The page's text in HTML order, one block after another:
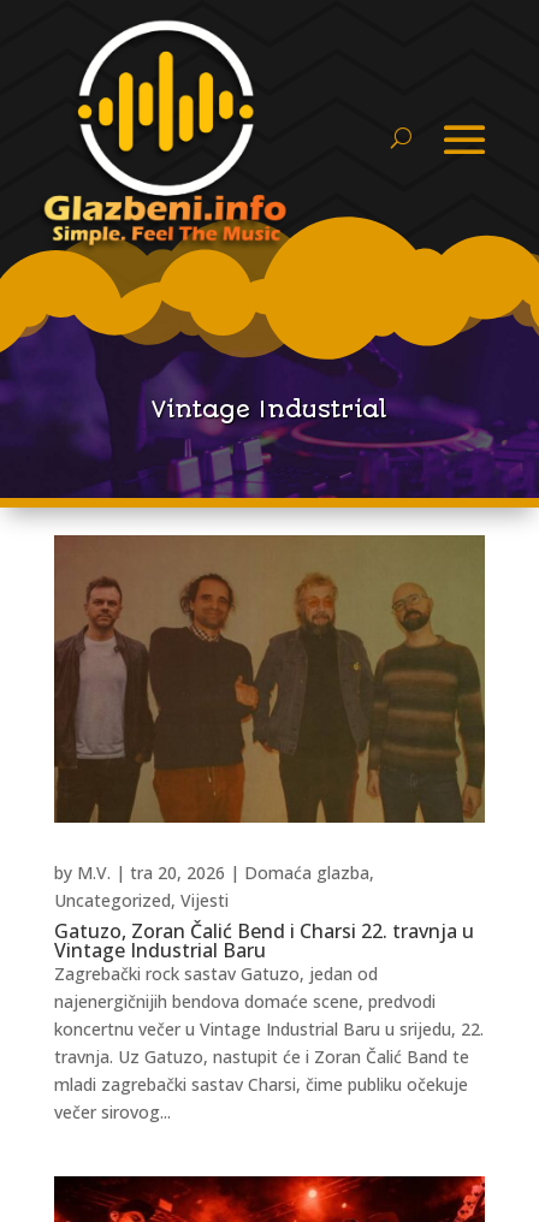
Vintage Industrial
Gatuzo, Zoran Čalić Bend i Charsi 22. travnja u
Vintage Industrial Baru
by M.V. | tra 20, 2026 | Domaća glazba,
Uncategorized, Vijesti
Zagrebački rock sastav Gatuzo, jedan od
najenergičnijih bendova domaće scene, predvodi
koncertnu večer u Vintage Industrial Baru u srijedu, 22.
travnja. Uz Gatuzo, nastupit će i Zoran Čalić Band te
mladi zagrebački sastav Charsi, čime publiku očekuje
večer sirovog...